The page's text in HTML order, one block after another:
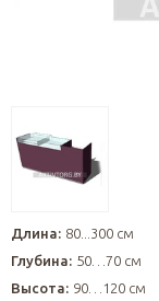
Длина: 80...300 см
Глубина: 50…70 см
Высота: 90…120 см